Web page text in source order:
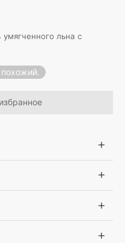
льна с